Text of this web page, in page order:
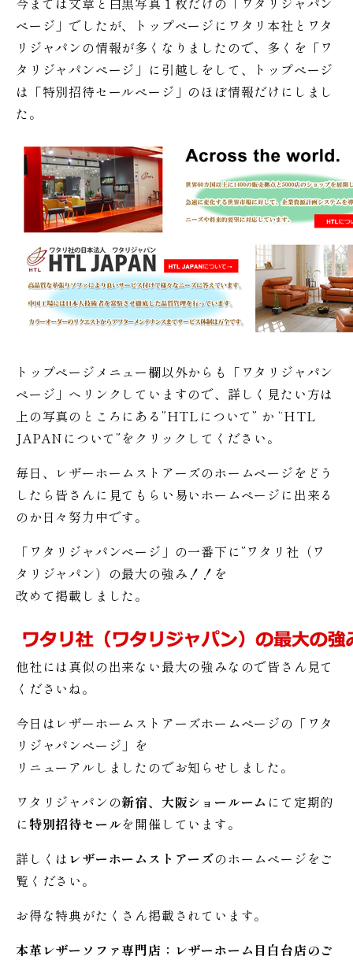
ページ」でしたが、トップページにワタリ本社とワタ
リジャパンの情報が多くなりましたので、多くを「ワ
タリジャパンページ」に引越しをして、トップページ
は「特別招待セールページ」のほぼ情報だけにしまし
た。
トップページメニュー欄以外からも「ワタリジャパン
ページ」へリンクしていますので、詳しく見たい方は
上の写真のところにある”HTLについて” か “HTL
JAPANについて”をクリックしてください。
毎日、レザーホームストアーズのホームページをどう
したら皆さんに見てもらい易いホームページに出来る
のか日々努力中です。
「ワタリジャパンページ」の一番下に”ワタリ社（ワ
タリジャパン）の最大の強み！！を
改めて掲載しました。
他社には真似の出来ない最大の強みなので皆さん見て
くださいね。
今日はレザーホームストアーズホームページの「ワタ
リジャパンページ」を
リニューアルしましたのでお知らせしました。
ワタリジャパンの新宿、大阪ショールーム にて定期的
に特別招待セールを開催しています。
詳しくは レザーホームストアーズのホームページをご
覧ください。
お得な特典がたくさん掲載されています。
本革レザーソファ専門店：レザーホーム 目白台店のご